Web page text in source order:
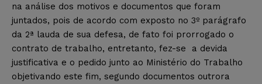
na análise dos motivos e documentos que foram
juntados, pois de acordo com exposto no 3º parágrafo
da 2ª lauda de sua defesa, de fato foi prorrogado o
contrato de trabalho, entretanto, fez-se a devida
justificativa e o pedido junto ao Ministério do Trabalho
objetivando este fim, segundo documentos outrora